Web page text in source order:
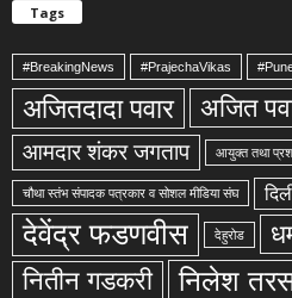
Tags
#BreakingNews #PrajechaVikas
अजितदादा पवार अजित
आमदार शंकर जगताप आयुक्त तथा
चौथा स्तंभ संपादक पत्रकार व सोशल मीडिया संघ
देवेंद्र फडणवीस देहुरोड
नितीन गडकरी निलेश